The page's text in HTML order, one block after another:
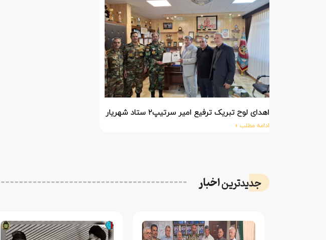
اهدای لوح تبریک ترفیع امیر سرتیپ۲ ستاد شهریار پورفضلی فرمانده تیپ ۳۶۴ شهید نصیرزاده نزاجا مستقر در مهاباد
ادامه مطلب »
جدیدتریناخبار